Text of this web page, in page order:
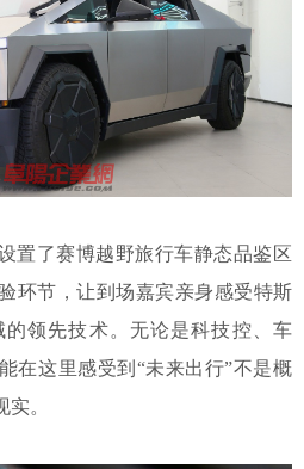
置了赛博越野旅行车静态品鉴区
环节，让到场嘉宾亲身感受特斯
领先技术。无论是科技控、车
在这里感受到 “未来出行”不是概
。